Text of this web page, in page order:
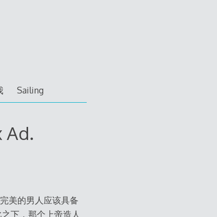
Sailing
Ad.
美的男人应该具备
下，那个上帝造人